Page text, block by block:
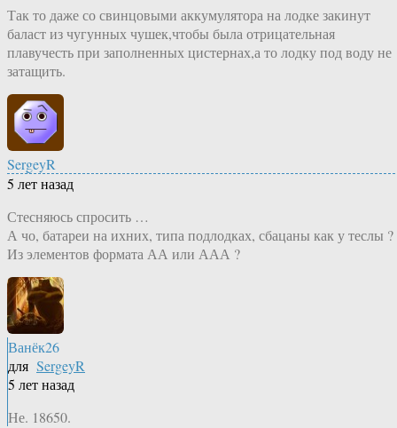
Так то даже со свинцовыми аккумулятора на лодке закинут
баласт из чугунных чушек,чтобы была отрицательная
плавучесть при заполненных цистернах,а то лодку под воду не
затащить.
SergeyR
5 лет назад
Стесняюсь спросить …
А чо, батареи на ихних, типа подлодках, сбацаны как у теслы ?
Из элементов формата АА или ААА ?
Ванёк26
для SergeyR
5 лет назад
Не. 18650.